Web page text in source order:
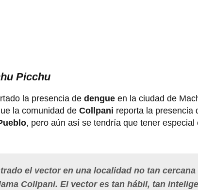
Picchu
la presencia de dengue en la ciudad de
la comunidad de Collpani reporta la presencia
, pero aún así se tendría que tener especial
el vector en una localidad no tan
Collpani. El vector es tan hábil, tan